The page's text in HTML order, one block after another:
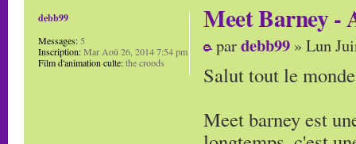
Meet Barney -
pardebb99 » Lun
Salut tout le
Meet barney est
debb99
Messages: 5
Inscription:Mar Aoû 26, 2014 7:54 pm
Film d'animation culte:the croods